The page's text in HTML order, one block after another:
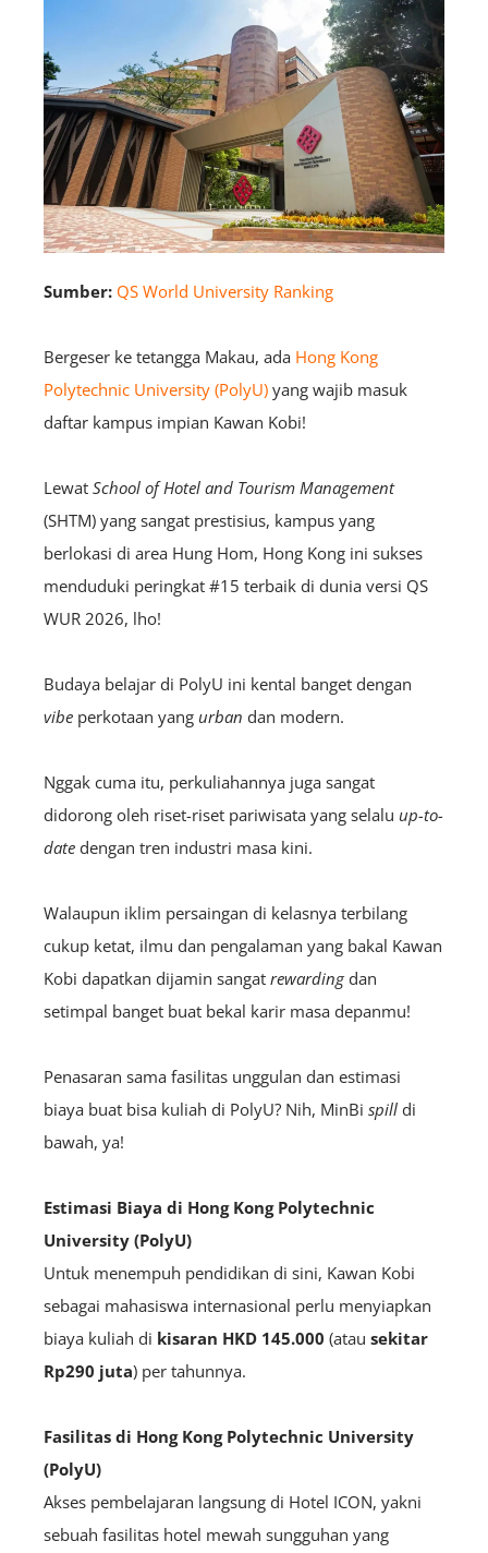
Sumber: QS World University Ranking
Bergeser ke tetangga Makau, ada Hong Kong
Polytechnic University (PolyU) yang wajib masuk
daftar kampus impian Kawan Kobi!
Lewat School of Hotel and Tourism Management
(SHTM) yang sangat prestisius, kampus yang
berlokasi di area Hung Hom, Hong Kong ini sukses
menduduki peringkat #15 terbaik di dunia versi QS
WUR 2026, lho!
Budaya belajar di PolyU ini kental banget dengan
vibe perkotaan yang urban dan modern.
Nggak cuma itu, perkuliahannya juga sangat
didorong oleh riset-riset pariwisata yang selalu up-to-
date dengan tren industri masa kini.
Walaupun iklim persaingan di kelasnya terbilang
cukup ketat, ilmu dan pengalaman yang bakal Kawan
Kobi dapatkan dijamin sangat rewardingdan
setimpal banget buat bekal karir masa depanmu!
Penasaran sama fasilitas unggulan dan estimasi
biaya buat bisa kuliah di PolyU? Nih, MinBi spill di
bawah, ya!
Estimasi Biaya di Hong Kong Polytechnic
University (PolyU)
Untuk menempuh pendidikan di sini, Kawan Kobi
sebagai mahasiswa internasional perlu menyiapkan
biaya kuliah di kisaran HKD 145.000 (atau sekitar
Rp290 juta) per tahunnya.
Fasilitas di Hong Kong Polytechnic University
(PolyU)
Akses pembelajaran langsung di Hotel ICON, yakni
sebuah fasilitas hotel mewah sungguhan yang